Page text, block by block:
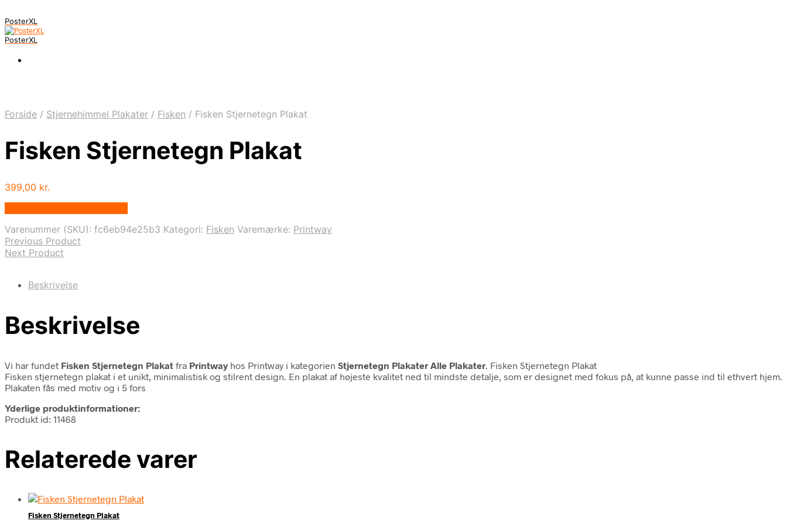
PosterXL
PosterXL
Forside / Stjernehimmel Plakater / Fisken / Fisken Stjernetegn Plakat
Fisken Stjernetegn Plakat
399,00 kr.
Varenummer (SKU): fc6eb94e25b3 Kategori: Fisken Varemærke: Printway
Previous Product
Next Product
Beskrivelse
Beskrivelse
Vi har fundet Fisken Stjernetegn Plakat fra Printwayhos Printway i kategorien Stjernetegn Plakater Alle Plakater . Fisken Stjernetegn Plakat
Fisken stjernetegn plakat i et unikt, minimalistisk og stilrent design. En plakat af højeste kvalitet ned til mindste detalje, som er designet med fokus på, at kunne passe ind til ethvert hjem.
Plakaten fås med motiv og i 5 fors
Yderlige produktinformationer:
Produkt id: 11468
Relaterede varer
Fisken Stjernetegn Plakat